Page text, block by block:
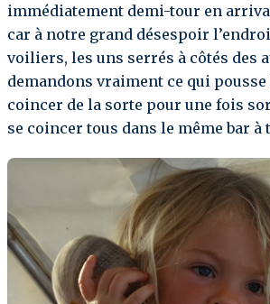
immédiatement demi-tour en
car à notre grand désespoir
voiliers, les uns serrés à côtés des
demandons vraiment ce qui pousse
coincer de la sorte pour une fois
se coincer tous dans le même bar à